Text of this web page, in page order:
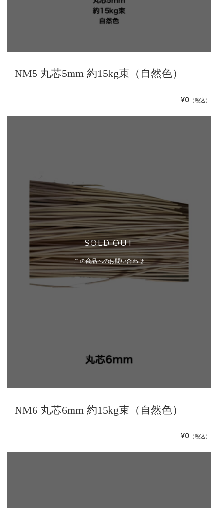
NM5 丸芯5mm 約15kg束（自然色）
¥0 （税込）
SOLD OUT
この商品へのお問い合わせ
NM6 丸芯6mm 約15kg束（自然色）
¥0 （税込）